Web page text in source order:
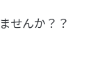
せんか？？